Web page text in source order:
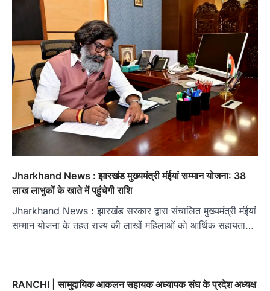
Jharkhand News : झारखंड मुख्यमंत्री मंईयां सम्मान योजना: 38
लाख लाभुकों के खाते में पहुंचेगी राशि
Jharkhand News : झारखंड सरकार द्वारा संचालित मुख्यमंत्री मंईयां
सम्मान योजना के तहत राज्य की लाखों महिलाओं को आर्थिक सहायता…
RANCHI | सामुदायिक आकलन सहायक अध्यापक संघ के प्रदेश अध्यक्ष